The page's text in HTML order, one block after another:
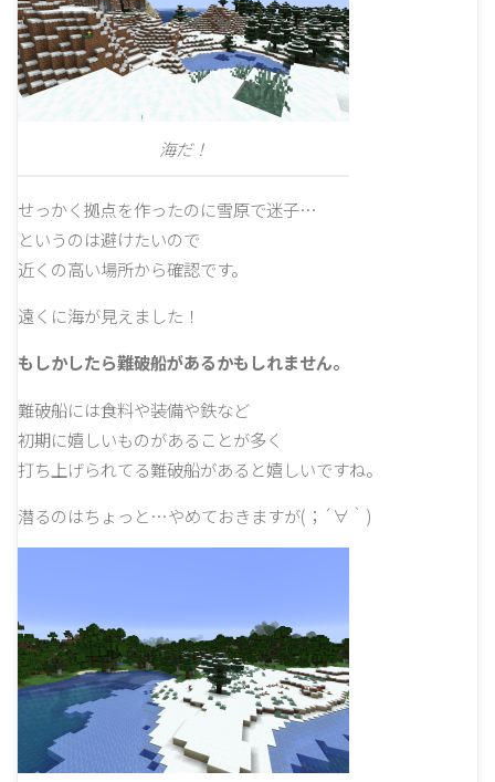
海だ！
せっかく拠点を作ったのに雪原で迷子…
というのは避けたいので
近くの高い場所から確認です。
遠くに海が見えました！
もしかしたら難破船があるかもしれません。
難破船には食料や装備や鉄など
初期に嬉しいものがあることが多く
打ち上げられてる難破船があると嬉しいですね。
潜るのはちょっと…やめておきますが(；´∀｀)